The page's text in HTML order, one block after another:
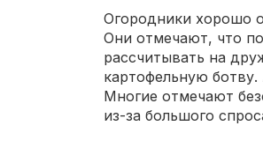
Огородники хорошо
Они отмечают, что
рассчитывать на
картофельную
Многие отмечают
из-за большого